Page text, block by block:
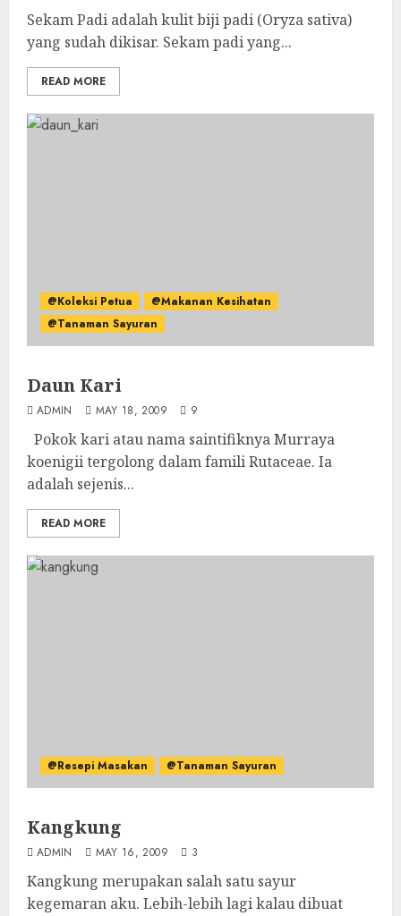
Sekam Padi adalah kulit biji padi (Oryza sativa)
yang sudah dikisar. Sekam padi yang...
READ MORE
@Koleksi Petua
@Makanan Kesihatan
@Tanaman Sayuran
Daun Kari
ADMIN MAY 18, 2009 9
Pokok kari atau nama saintifiknya Murraya
koenigii tergolong dalam famili Rutaceae. Ia
adalah sejenis...
READ MORE
@Resepi Masakan @Tanaman Sayuran
Kangkung
ADMIN MAY 16, 2009 3
Kangkung merupakan salah satu sayur
kegemaran aku. Lebih-lebih lagi kalau dibuat